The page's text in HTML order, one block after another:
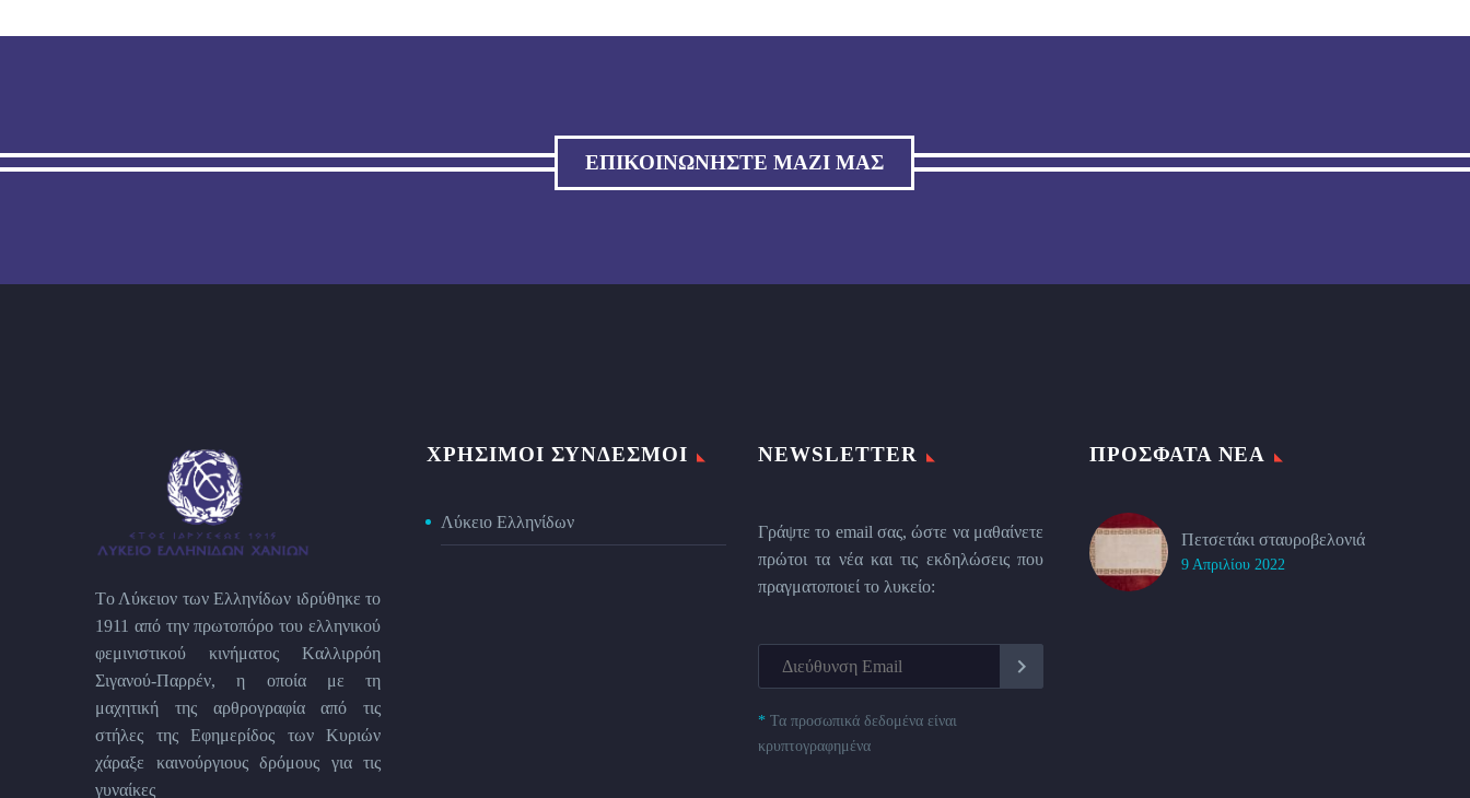
ΕΠΙΚΟΙΝΩΝΉΣΤΕ ΜΑΖΊ ΜΑΣ
Tο Λύκειον των Eλληνίδων ιδρύθηκε το
1911 από την πρωτοπόρο του ελληνικού
φεμινιστικού κινήματος Kαλλιρρόη
Σιγανού-Παρρέν, η οποία με τη
μαχητική της αρθρογραφία από τις
στήλες της Εφημερίδος των Kυριών
χάραξε καινούργιους δρόμους για τις
γυναίκες
ΧΡΉΣΙΜΟΙ ΣΎΝΔΕΣΜΟΙ
Λύκειο Ελληνίδων
NEWSLETTER
Γράψτε το email σας, ώστε να μαθαίνετε
πρώτοι τα νέα και τις εκδηλώσεις που
πραγματοποιεί το λυκείο:
* Τα προσωπικά δεδομένα είναι
κρυπτογραφημένα
ΠΡΌΣΦΑΤΑ ΝΈΑ
Πετσετάκι σταυροβελονιά
9 Απριλίου 2022